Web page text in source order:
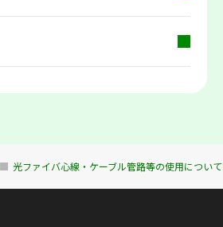
光ファイバ心線・ケーブル管路等の使用について